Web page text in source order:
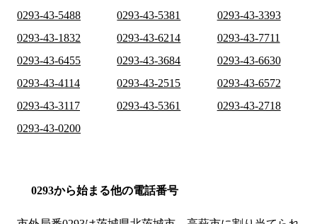
0293-43-5488
0293-43-5381
0293-43-3393
0293-43-1832
0293-43-6214
0293-43-7711
0293-43-6455
0293-43-3684
0293-43-6630
0293-43-4114
0293-43-2515
0293-43-6572
0293-43-3117
0293-43-5361
0293-43-2718
0293-43-0200
0293から始まる他の電話番号